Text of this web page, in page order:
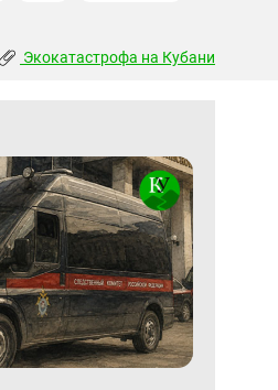
Экокатастрофа на Кубани